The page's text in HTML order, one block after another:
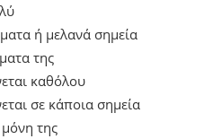
ή μελανά σημεία
της
καθόλου
σε κάποια σημεία
της